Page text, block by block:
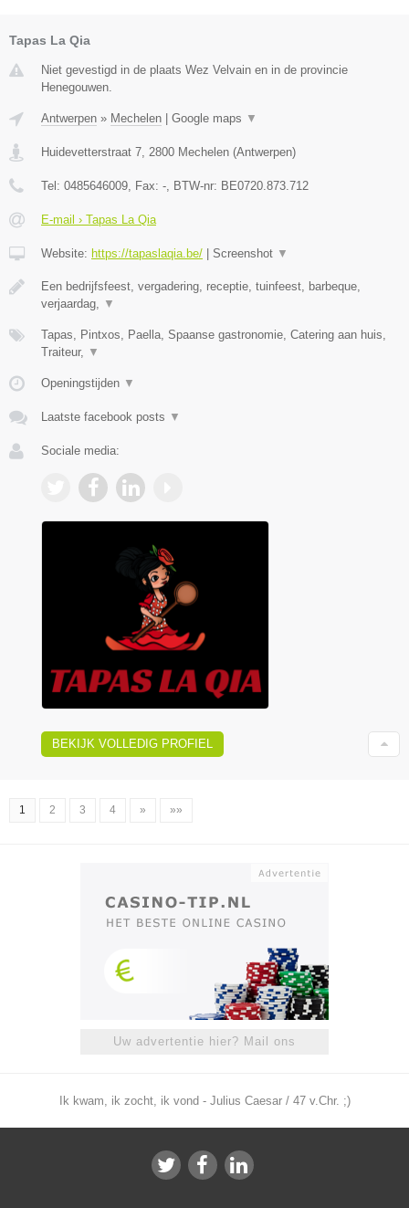
Tapas La Qia
Niet gevestigd in de plaats Wez Velvain en in de provincie
Henegouwen.
Antwerpen » Mechelen Google maps ▼
Huidevetterstraat 7, 2800 Mechelen (Antwerpen)
Tel: 0485646009, Fax: -, BTW-nr: BE0720.873.712
E-mail › Tapas La Qia
Website: https://tapaslaqia.be/ Screenshot ▼
Een bedrijfsfeest, vergadering, receptie, tuinfeest, barbeque,
verjaardag, ▼
Tapas, Pintxos, Paella, Spaanse gastronomie, Catering aan huis,
Traiteur, ▼
Openingstijden ▼
Laatste facebook posts ▼
Sociale media:
BEKIJK VOLLEDIG PROFIEL
1 2 3 4 » »»
Uw advertentie hier? Mail ons
Ik kwam, ik zocht, ik vond - Julius Caesar / 47 v.Chr. ;)